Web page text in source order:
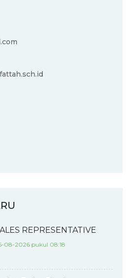
REPRESENTATIVE
08-2026 pukul 08:18